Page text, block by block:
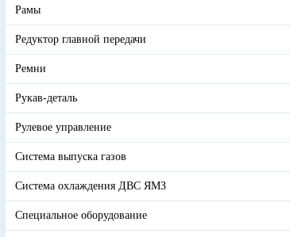
Рамы
Редуктор главной передачи
Ремни
Рукав-деталь
Рулевое управление
Система выпуска газов
Система охлаждения ДВС ЯМЗ
Специальное оборудование